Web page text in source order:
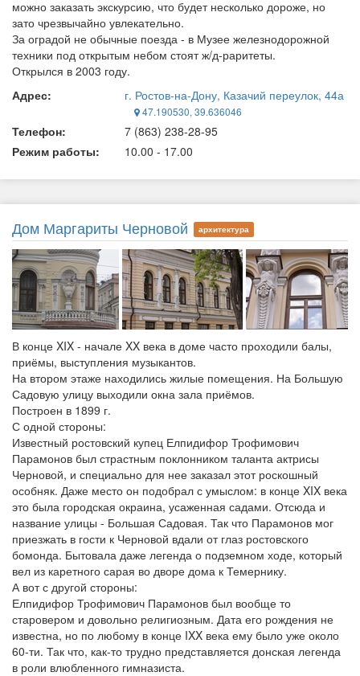
можно заказать экскурсию, что будет несколько дороже, но
зато чрезвычайно увлекательно.
За оградой не обычные поезда - в Музее железнодорожной
техники под открытым небом стоят ж/д-раритеты.
Открылся в 2003 году.
Адрес:
г. Ростов-на-Дону, Казачий переулок, 44а
47.190530, 39.636046
Телефон:
7 (863) 238-28-95
Режим работы:
10.00 - 17.00
Дом Маргариты Черновой архитектура
В конце XIX - начале XX века в доме часто проходили балы,
приёмы, выступления музыкантов.
На втором этаже находились жилые помещения. На Большую
Садовую улицу выходили окна зала приёмов.
Построен в 1899 г.
С одной стороны:
Известный ростовский купец Елпидифор Трофимович
Парамонов был страстным поклонником таланта актрисы
Черновой, и специально для нее заказал этот роскошный
особняк. Даже место он подобрал с умыслом: в конце XIX века
это была городская окраина, усаженная садами. Отсюда и
название улицы - Большая Садовая. Так что Парамонов мог
приезжать в гости к Черновой вдали от глаз ростовского
бомонда. Бытовала даже легенда о подземном ходе, который
вел из каретного сарая во дворе дома к Темернику.
А вот с другой стороны:
Елпидифор Трофимович Парамонов был вообще то
старовером и довольно религиозным. Дата его рождения не
известна, но по любому в конце IXX века ему было уже около
60-ти. Так что, как-то трудно представляется донская легенда
в роли влюбленного гимназиста.